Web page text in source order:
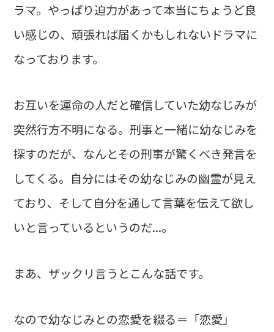
ラマ。やっぱり迫力があって本当にちょうど良
い感じの、頑張れば届くかもしれないドラマに
なっております。
お互いを運命の人だと確信していた幼なじみが
突然行方不明になる。刑事と一緒に幼なじみを
探すのだが、なんとその刑事が驚くべき発言を
してくる。自分にはその幼なじみの幽霊が見え
ており、そして自分を通して言葉を伝えて欲し
いと言っているというのだ...。
まあ、ザックリ言うとこんな話です。
なので幼なじみとの恋愛を綴る＝「恋愛」